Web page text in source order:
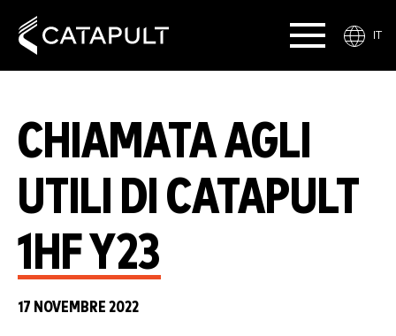
IT
CHIAMATA AGLI
UTILI DI CATAPULT
1HF Y23
17 NOVEMBRE 2022